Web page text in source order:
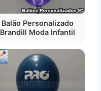
Balão Personalizado
Brandill Moda Infantil